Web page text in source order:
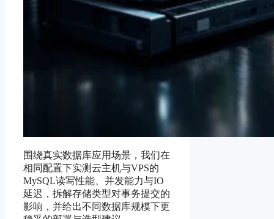
围绕真实数据库应用场景，我们在
相同配置下实测云主机与VPS的
MySQL读写性能、并发能力与IO
延迟，拆解存储类型对事务提交的
影响，并给出不同数据库规模下更